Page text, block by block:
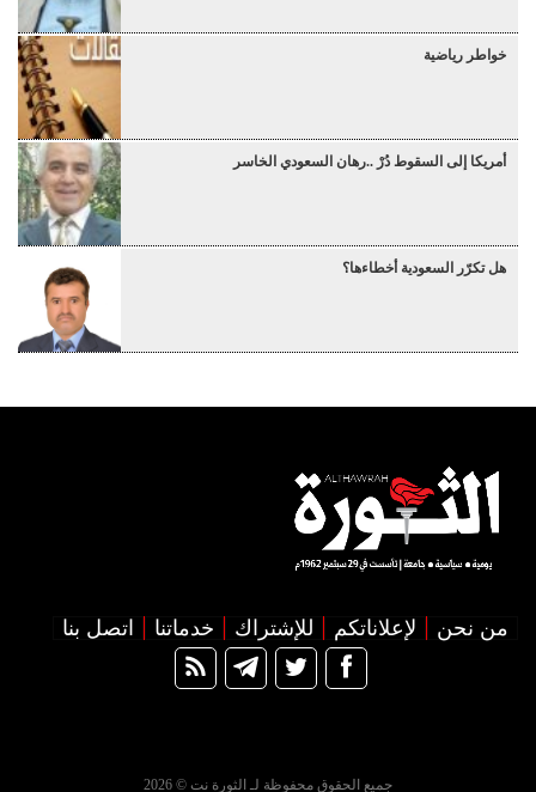
خواطر رياضية
أمريكا إلى السقوط دُرْ ..رهان السعودي الخاسر
هل تكرّر السعودية أخطاءها؟
من نحن لإعلاناتكم للإشتراك خدماتنا اتصل بنا
جميع الحقوق محفوظة لـ الثورة نت © 2026